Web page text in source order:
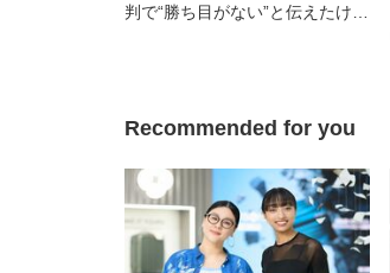
判で“勝ち目がない”と伝えたけれ
Recommended for you